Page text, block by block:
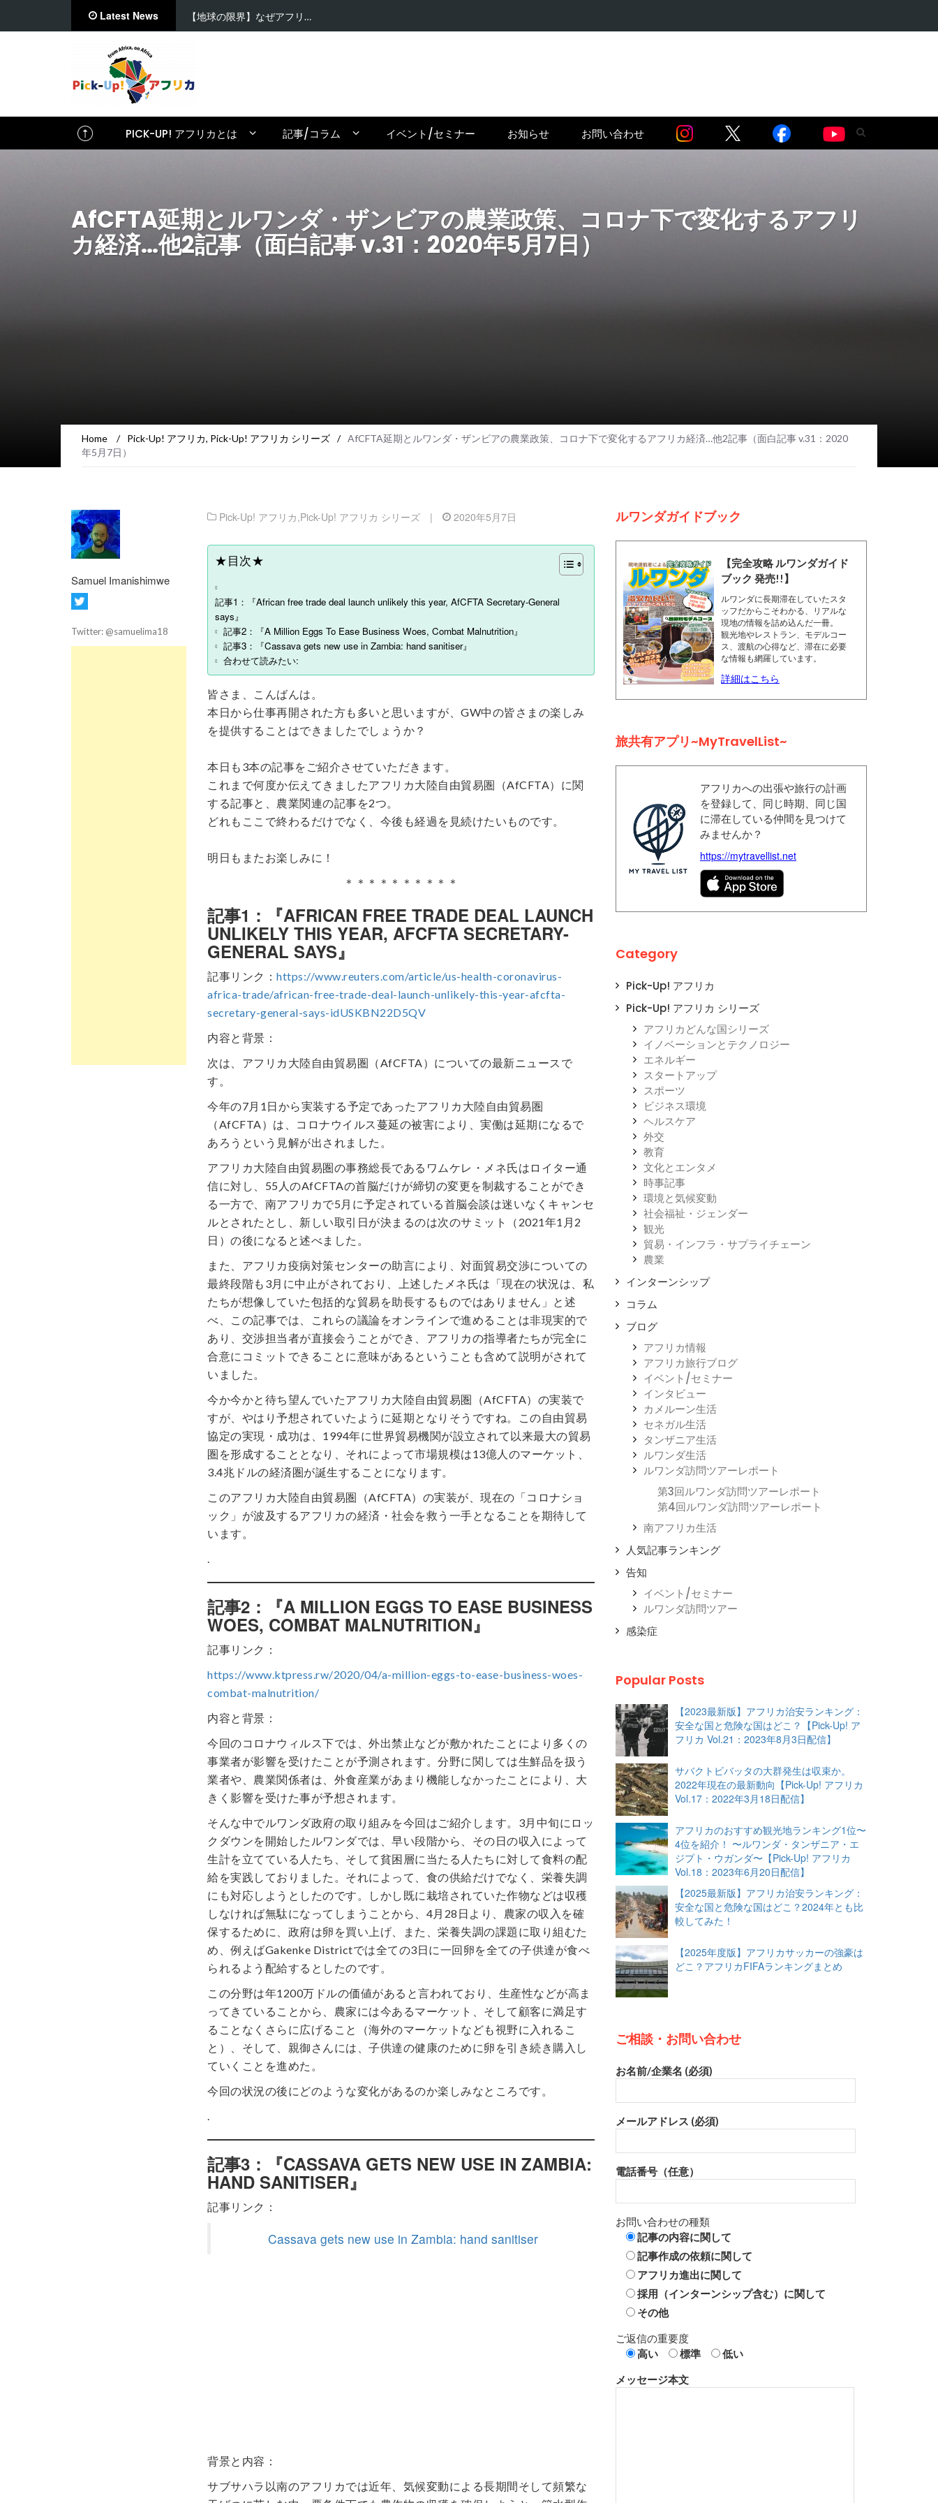
Latest News 【在住者が語る】セネガル…
PICK-UP! アフリカとは 記事/コラム イベント/セミナー お知らせ お問い合わせ
AfCFTA延期とルワンダ・ザンビアの農業政策、コロナ下で変化するアフリ
カ経済…他2記事（面白記事 v.31：2020年5月7日）
Home / Pick-Up! アフリカ, Pick-Up! アフリカ シリーズ / AfCFTA延期とルワンダ・ザンビアの農業政策、コロナ下で変化するアフリカ経済…他2記事（面白記事 v.31：2020
年5月7日）
Samuel Imanishimwe
Twitter: @samuelima18
Pick-Up! アフリカ,Pick-Up! アフリカ シリーズ | 2020年5月7日
★目次★
記事1：『African free trade deal launch unlikely this year, AfCFTA Secretary-General
says』
記事2：『A Million Eggs To Ease Business Woes, Combat Malnutrition』
記事3：『Cassava gets new use in Zambia: hand sanitiser』
合わせて読みたい:
皆さま、こんばんは。
本日から仕事再開された方も多いと思いますが、GW中の皆さまの楽しみ
を提供することはできましたでしょうか？
本日も3本の記事をご紹介させていただきます。
これまで何度か伝えてきましたアフリカ大陸自由貿易圏（AfCFTA）に関
する記事と、農業関連の記事を2つ。
どれもここで終わるだけでなく、今後も経過を見続けたいものです。
明日もまたお楽しみに！
＊＊＊＊＊＊＊＊＊＊
記事1：『AFRICAN FREE TRADE DEAL LAUNCH
UNLIKELY THIS YEAR, AFCFTA SECRETARY-
GENERAL SAYS』
記事リンク： https://www.reuters.com/article/us-health-coronavirus-
africa-trade/african-free-trade-deal-launch-unlikely-this-year-afcfta-
secretary-general-says-idUSKBN22D5QV
内容と背景：
次は、アフリカ大陸自由貿易圏（AfCFTA）についての最新ニュースで
す。
今年の7月1日から実装する予定であったアフリカ大陸自由貿易圏
（AfCFTA）は、コロナウイルス蔓延の被害により、実働は延期になるで
あろうという見解が出されました。
アフリカ大陸自由貿易圏の事務総長であるワムケレ・メネ氏はロイター通
信に対し、55人のAfCFTAの首脳だけが締切の変更を制裁することができ
る一方で、南アフリカで5月に予定されている首脳会談は迷いなくキャンセ
ルとされたとし、新しい取引日が決まるのは次のサミット（2021年1月2
日）の後になると述べました。
また、アフリカ疫病対策センターの助言により、対面貿易交渉についての
最終段階も3月に中止がされており、上述したメネ氏は「現在の状況は、私
たちが想像していた包括的な貿易を助長するものではありません」と述
べ、この記事では、これらの議論をオンラインで進めることは非現実的で
あり、交渉担当者が直接会うことができ、アフリカの指導者たちが完全に
合意にコミットできることに意味があるということも含めて説明がされて
いました。
今か今かと待ち望んでいたアフリカ大陸自由貿易圏（AfCFTA）の実装で
すが、やはり予想されていたように延期となりそうですね。この自由貿易
協定の実現・成功は、1994年に世界貿易機関が設立されて以来最大の貿易
圏を形成することとなり、それによって市場規模は13億人のマーケット、
3.4兆ドルの経済圏が誕生することになります。
このアフリカ大陸自由貿易圏（AfCFTA）の実装が、現在の「コロナショ
ック」が波及するアフリカの経済・社会を救う一手となることを期待して
います。
.
記事2：『A MILLION EGGS TO EASE BUSINESS
WOES, COMBAT MALNUTRITION』
記事リンク：
https://www.ktpress.rw/2020/04/a-million-eggs-to-ease-business-woes-
combat-malnutrition/
内容と背景：
今回のコロナウィルス下では、外出禁止などが敷かれたことにより多くの
事業者が影響を受けたことが予測されます。分野に関しては生鮮品を扱う
業者や、農業関係者は、外食産業があまり機能しなかったことにより、大
きく影響を受けた事が予想されます。
そんな中でルワンダ政府の取り組みを今回はご紹介します。3月中旬にロッ
クダウンを開始したルワンダでは、早い段階から、その日の収入によって
生計を立てている人たち、そして貧困層に当たる人たちに対して食料の配
給を実践しておりました。それによって、食の供給だけでなく、栄養失調
にも対応しようとしたのです。しかし既に栽培されていた作物などは収穫
しなければ無駄になってしまうことから、4月28日より、農家の収入を確
保するために、政府は卵を買い上げ、また、栄養失調の課題に取り組むた
め、例えばGakenke Districtでは全ての3日に一回卵を全ての子供達が食べ
られるよう配給するとしたのです。
この分野は年1200万ドルの価値があると言われており、生産性などが高ま
ってきていることから、農家には今あるマーケット、そして顧客に満足す
ることなくさらに広げること（海外のマーケットなども視野に入れるこ
と）、そして、親御さんには、子供達の健康のために卵を引き続き購入し
ていくことを進めた。
今回の状況の後にどのような変化があるのか楽しみなところです。
.
記事3：『CASSAVA GETS NEW USE IN ZAMBIA:
HAND SANITISER』
記事リンク：
Cassava gets new use in Zambia: hand sanitiser
背景と内容：
サブサハラ以南のアフリカでは近年、気候変動による長期間そして頻繁な
ルワンダガイドブック
【完全攻略 ルワンダガイド
ブック 発売!!】
ルワンダに長期滞在していたスタ
ッフだからこそわかる、リアルな
現地の情報を詰め込んだ一冊。
観光地やレストラン、モデルコー
ス、渡航の心得など、滞在に必要
な情報も網羅しています。
詳細はこちら
旅共有アプリ~MyTravelList~
アフリカへの出張や旅行の計画
を登録して、同じ時期、同じ国
に滞在している仲間を見つけて
みませんか？
https://mytravellist.net
Category
Pick-Up! アフリカ
Pick-Up! アフリカ シリーズ
アフリカどんな国シリーズ
イノベーションとテクノロジー
エネルギー
スタートアップ
スポーツ
ビジネス環境
ヘルスケア
外交
教育
文化とエンタメ
時事記事
環境と気候変動
社会福祉・ジェンダー
観光
貿易・インフラ・サプライチェーン
農業
インターンシップ
コラム
ブログ
アフリカ情報
アフリカ旅行ブログ
イベント/セミナー
インタビュー
カメルーン生活
セネガル生活
タンザニア生活
ルワンダ生活
ルワンダ訪問ツアーレポート
第3回ルワンダ訪問ツアーレポート
第4回ルワンダ訪問ツアーレポート
南アフリカ生活
人気記事ランキング
告知
イベント/セミナー
ルワンダ訪問ツアー
感染症
Popular Posts
【2023最新版】アフリカ治安ランキング：
安全な国と危険な国はどこ？【Pick-Up! ア
フリカ Vol.21：2023年8月3日配信】
サバクトビバッタの大群発生は収束か。
2022年現在の最新動向【Pick-Up! アフリカ
Vol.17：2022年3月18日配信】
アフリカのおすすめ観光地ランキング1位〜
4位を紹介！ 〜ルワンダ・タンザニア・エ
ジプト・ウガンダ〜【Pick-Up! アフリカ
Vol.18：2023年6月20日配信】
【2025最新版】アフリカ治安ランキング：
安全な国と危険な国はどこ？2024年とも比
較してみた！
【2025年度版】アフリカサッカーの強豪は
どこ？アフリカFIFAランキングまとめ
ご相談・お問い合わせ
お名前/企業名 (必須)
メールアドレス (必須)
電話番号（任意）
お問い合わせの種類
記事の内容に関して
記事作成の依頼に関して
アフリカ進出に関して
採用（インターンシップ含む）に関して
その他
ご返信の重要度
高い
標準 低い
メッセージ本文